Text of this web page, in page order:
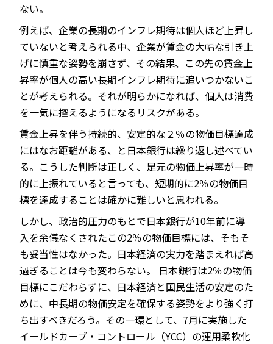
ない。
例えば、企業の長期のインフレ期待は個人ほど上昇し
ていないと考えられる中、企業が賃金の大幅な引き上
げに慎重な姿勢を崩さず、その結果、この先の賃金上
昇率が個人の高い長期インフレ期待に追いつかないこ
とが考えられる。それが明らかになれば、個人は消費
を一気に控えるようになるリスクがある。
賃金上昇を伴う持続的、安定的な２％の物価目標達成
にはなお距離がある、と日本銀行は繰り返し述べてい
る。こうした判断は正しく、足元の物価上昇率が一時
的に上振れていると言っても、短期的に2％の物価目
標を達成することは確かに難しいと思われる。
しかし、政治的圧力のもとで日本銀行が10年前に導
入を余儀なくされたこの2％の物価目標には、そもそ
も妥当性はなかった。日本経済の実力を踏まえれば高
過ぎることは今も変わらない。 日本銀行は2％の物価
目標にこだわらずに、日本経済と国民生活の安定のた
めに、中長期の物価安定を確保する姿勢をより強く打
ち出すべきだろう。その一環として、7月に実施した
イールドカーブ・コントロール（YCC）の運用柔軟化